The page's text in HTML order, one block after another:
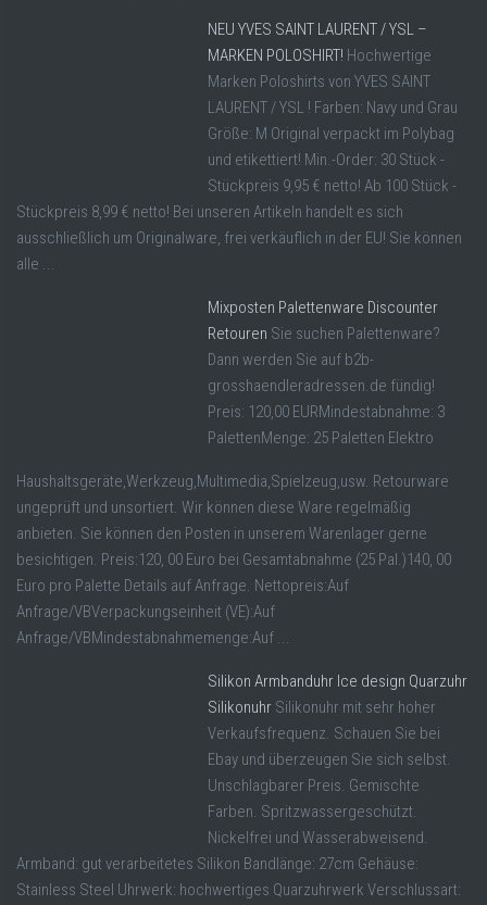
NEU YVES SAINT LAURENT / YSL –
MARKEN POLOSHIRT! Hochwertige
Marken Poloshirts von YVES SAINT
LAURENT / YSL ! Farben: Navy und Grau
Größe: M Original verpackt im Polybag
und etikettiert! Min.-Order: 30 Stück -
Stückpreis 9,95 € netto! Ab 100 Stück -
Stückpreis 8,99 € netto! Bei unseren Artikeln handelt es sich
ausschließlich um Originalware, frei verkäuflich in der EU! Sie können
alle ...
Mixposten Palettenware Discounter
Retouren Sie suchen Palettenware?
Dann werden Sie auf b2b-
grosshaendleradressen.de fündig!
Preis: 120,00 EURMindestabnahme: 3
PalettenMenge: 25 Paletten Elektro
Haushaltsgeräte,Werkzeug,Multimedia,Spielzeug,usw. Retourware
ungeprüft und unsortiert. Wir können diese Ware regelmäßig
anbieten. Sie können den Posten in unserem Warenlager gerne
besichtigen. Preis:120, 00 Euro bei Gesamtabnahme (25 Pal.)140, 00
Euro pro Palette Details auf Anfrage. Nettopreis:Auf
Anfrage/VBVerpackungseinheit (VE):Auf
Anfrage/VBMindestabnahmemenge:Auf ...
Silikon Armbanduhr Ice design Quarzuhr
Silikonuhr Silikonuhr mit sehr hoher
Verkaufsfrequenz. Schauen Sie bei
Ebay und überzeugen Sie sich selbst.
Unschlagbarer Preis. Gemischte
Farben. Spritzwassergeschützt.
Nickelfrei und Wasserabweisend.
Armband: gut verarbeitetes Silikon Bandlänge: 27cm Gehäuse:
Stainless Steel Uhrwerk: hochwertiges Quarzuhrwerk Verschlussart: